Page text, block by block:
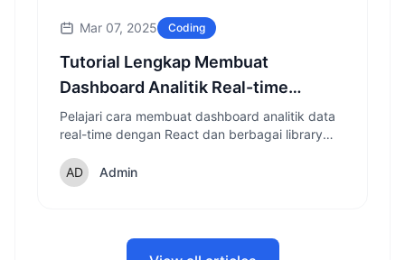
Mar 07, 2025 Coding
Tutorial Lengkap Membuat
Dashboard Analitik Real-time
dengan React
Pelajari cara membuat dashboard analitik data
real-time dengan React dan berbagai library
data Anda menjadi interaktif dan informatif.
Admin